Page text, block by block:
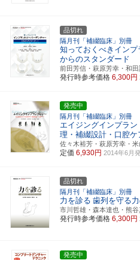
品切れ
隔月刊「補綴臨床」別冊
知っておくべきイン
からのスタンダード
前田芳信・萩原芳幸・和
発行時参考価格 6,300円
発売中
隔月刊「補綴臨床」別冊
エイジングインプラン
理・補綴設計・口腔ケ
佐々木裕芳・萩原芳幸・
定価 6,930円 2014年6月
品切れ
隔月刊「補綴臨床」別冊
力を診る 歯列を守る
市川哲雄・森本達也・熊
発行時参考価格 6,300円
発売中